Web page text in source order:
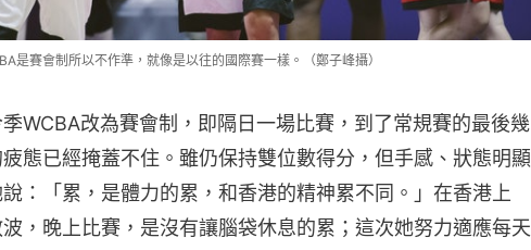
是賽會制所以不作準，就像是以往的國際賽一樣。（鄭子峰攝）
WCBA改為賽會制，即隔日一場比賽，到了常規賽的最後幾
態已經掩蓋不住。雖仍保持雙位數得分，但手感、狀態明顯
：「累，是體力的累，和香港的精神累不同。」在香港上
，晚上比賽，是沒有讓腦袋休息的累；這次她努力適應每天